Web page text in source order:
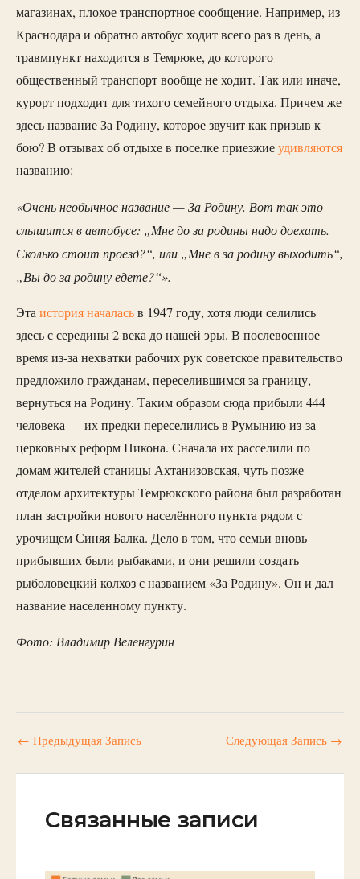
магазинах, плохое транспортное сообщение. Например, из
Краснодара и обратно автобус ходит всего раз в день, а
травмпункт находится в Темрюке, до которого
общественный транспорт вообще не ходит. Так или иначе,
курорт подходит для тихого семейного отдыха. Причем же
здесь название За Родину, которое звучит как призыв к
бою? В отзывах об отдыхе в поселке приезжиеудивляются
названию:
«Очень необычное название — За Родину. Вот так это
слышится в автобусе: „Мне до за родины надо доехать.
Сколько стоит проезд?“, или „Мне в за родину выходить“,
„Вы до за родину едете?“».
Этаистория началасьв 1947 году, хотя люди селились
здесь с середины 2 века до нашей эры. В послевоенное
время из-за нехватки рабочих рук советское правительство
предложило гражданам, переселившимся за границу,
вернуться на Родину. Таким образом сюда прибыли 444
человека — их предки переселились в Румынию из-за
церковных реформ Никона. Сначала их расселили по
домам жителей станицы Ахтанизовская, чуть позже
отделом архитектуры Темрюкского района был разработан
план застройки нового населённого пункта рядом с
урочищем Синяя Балка. Дело в том, что семьи вновь
прибывших были рыбаками, и они решили создать
рыболовецкий колхоз с названием «За Родину». Он и дал
название населенному пункту.
Фото: Владимир Веленгурин
← Предыдущая Запись Следующая Запись →
Связанные записи